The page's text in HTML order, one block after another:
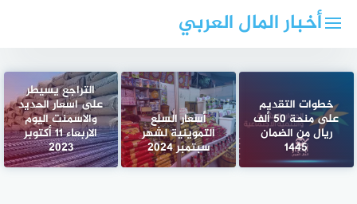
أخبار المال العربي
خطوات التقديم
على منحة 50 ألف
ريال من الضمان
1445
أسعار السلع
التموينية لشهر
سبتمبر 2024
التراجع يسيطر
على اسعار الحديد
والاسمنت اليوم
الاربعاء 11 أكتوبر
2023